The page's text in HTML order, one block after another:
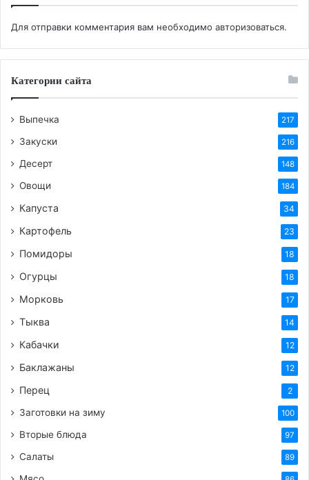
Шаг 1: Готовим куриную грудку
бумажными полотенцами.
Натрите солью и перцем.
масла на среднем огне.
Обжарьте куриную грудку с каждой стороны
до золотистой корочки и полной готовности
(примерно по 5-7 минут с каждой стороны, в
немного остыть, а затем нарежьте на кусочки
или полоски.
Белый хлеб нарежьте кубиками или
брусочками.
Чеснок мелко порубите или пропустите через
масла. Добавьте чеснок и обжаривайте его
буквально 30 секунд, чтобы масло
пропиталось ароматом. Затем чеснок можно
Для отправки комментария вам необходимо авторизоваться.
Категории сайта
Выпечка 217
Закуски 216
Десерт 148
Овощи 184
Капуста 34
Картофель 23
Помидоры 18
Огурцы 18
Морковь 17
Тыква 14
Кабачки 12
Баклажаны 12
Перец 2
Заготовки на зиму 100
Вторые блюда 97
Салаты 89